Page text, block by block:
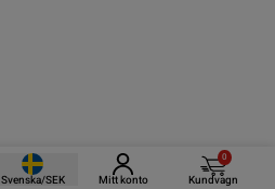
Svenska/SEK Mitt konto
0
Kundvagn